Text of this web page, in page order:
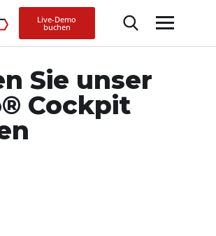
Live-Demo
buchen
Sie unser
Cockpit